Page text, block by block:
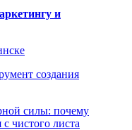
и
создания
силы: почему
чистого листа